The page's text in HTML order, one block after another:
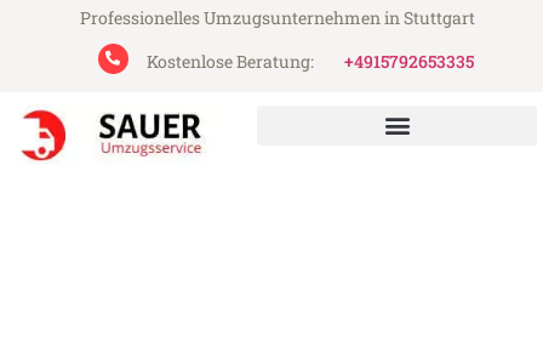
Professionelles Umzugsunternehmen in Stuttgart
Kostenlose Beratung:
+4915792653335